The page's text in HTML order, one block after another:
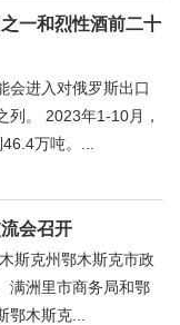
一和烈性酒前二十
会进入对俄罗斯出口
列。 2023年1-10月，
万吨。...
会召开
斯克州鄂木斯克市政
满洲里市商务局和鄂
木斯克...